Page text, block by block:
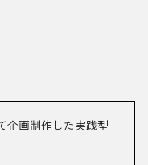
企画制作した実践型